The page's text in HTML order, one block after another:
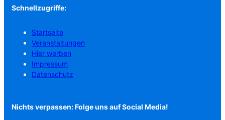
Schnellzugriffe:
Startseite
Veranstaltungen
Hier werben
Impressum
Datenschutz
Nichts verpassen: Folge uns auf Social Media!